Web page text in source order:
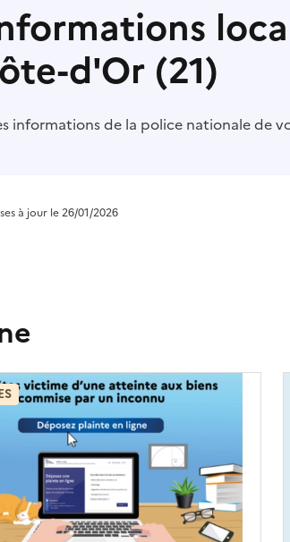
d'Or (21)
informations de la police nationale de
à jour le 26/01/2026